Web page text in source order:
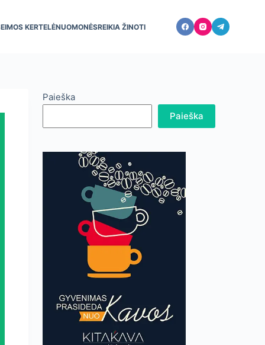
KERTELĖNUOMONĖSREIKIA ŽINOTI
Paieška
Paieška